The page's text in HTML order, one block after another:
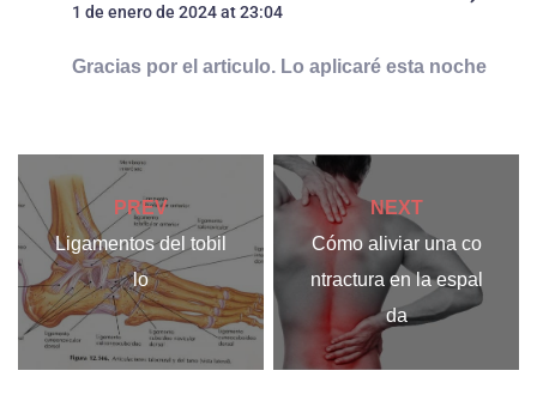
1 de enero de 2024 at 23:04
Gracias por el articulo. Lo aplicaré esta noche
PREV
Ligamentos del tobil
lo
NEXT
Cómo aliviar una co
ntractura en la espal
da